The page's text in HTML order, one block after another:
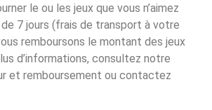
le ou les jeux que vous n’aimez
de 7 jours (frais de transport à votre
remboursons le montant des jeux
d’informations, consultez notre
et remboursement ou contactez